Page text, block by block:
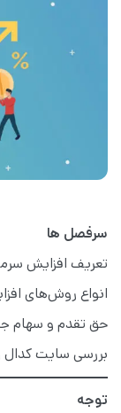
سرفصل ها
تعریف افزایش
انواع روش‌های
حق تقدم و سهام
بررسی سایت کدال
توجه